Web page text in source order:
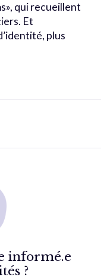
qui recueillent
Et
plus
informé.e
?